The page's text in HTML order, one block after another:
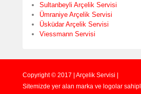
Sultanbeyli Arçelik Servisi
Ümraniye Arçelik Servisi
Üsküdar Arçelik Servisi
Viessmann Servisi
Copyright © 2017 | Arçelik Servisi |
Sitemizde yer alan marka ve logolar